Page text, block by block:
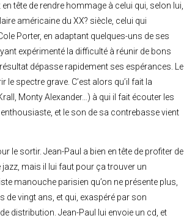
tête de rendre hommage à celui qui, selon lui,
américaine du XX? siècle, celui qui
Porter, en adaptant quelques-uns de ses
expérimenté la difficulté à réunir de bons
dépasse rapidement ses espérances. Le
spectre grave. C’est alors qu’il fait la
Monty Alexander…) à qui il fait écouter les
et le son de sa contrebasse vient
le sortir. Jean-Paul a bien en tête de profiter de
jazz, mais il lui faut pour ça trouver un
manouche parisien qu’on ne présente plus,
de vingt ans, et qui, exaspéré par son
distribution. Jean-Paul lui envoie un cd, et